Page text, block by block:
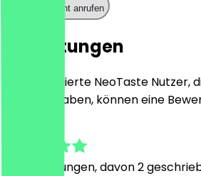
Restaurant anrufen
Bewertungen
Nur registrierte NeoTaste Nutzer,
besucht haben, können eine
Bewertungen, davon 2